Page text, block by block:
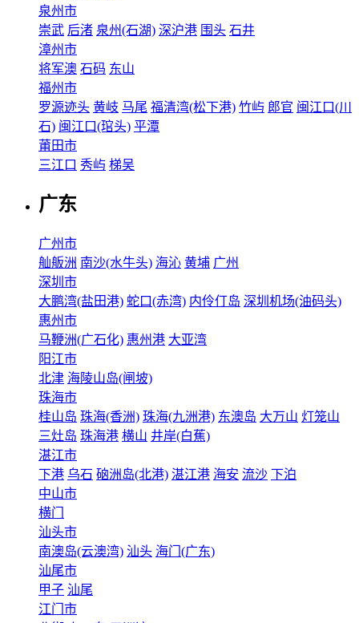
泉州市
崇武 后渚 泉州(石湖) 深沪港 围头 石井
漳州市
将军澳 石码 东山
福州市
罗源迹头 黄岐 马尾 福清湾(松下港) 竹屿 郎官 闽江口(川
石) 闽江口(琯头) 平潭
莆田市
三江口 秀屿 梯吴
广东
广州市
舢舨洲 南沙(水牛头) 海沁 黄埔 广州
深圳市
大鹏湾(盐田港) 蛇口(赤湾) 内伶仃岛 深圳机场(油码头)
惠州市
马鞭洲(广石化) 惠州港 大亚湾
阳江市
北津 海陵山岛(闸坡)
珠海市
桂山岛 珠海(香洲) 珠海(九洲港) 东澳岛 大万山 灯笼山
三灶岛 珠海港 横山 井岸(白蕉)
湛江市
下港 乌石 硇洲岛(北港) 湛江港 海安 流沙 下泊
中山市
横门
汕头市
南澳岛(云澳湾) 汕头 海门(广东)
汕尾市
甲子 汕尾
江门市